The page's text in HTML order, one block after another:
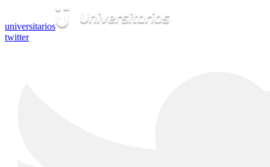
universitarios
twitter